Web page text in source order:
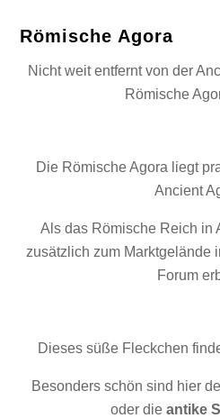
Römische Agora
Nicht weit entfernt von der
Römische
Die Römische Agora liegt
Ancient
Als das Römische Reich in
zusätzlich zum Marktgelände
Forum
Dieses süße Fleckchen
Besonders schön sind hier
oder die antike